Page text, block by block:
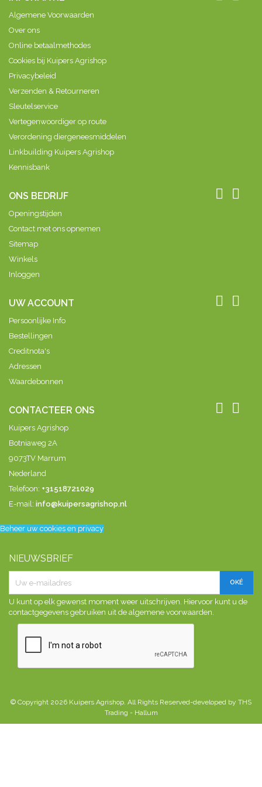
ring
kop tegen
beschadiging.
vormgegeven...
Algemene Voorwaarden
Over ons
Online betaalmethodes
Cookies bij Kuipers Agrishop
Privacybeleid
Verzenden & Retourneren
Sleutelservice
Vertegenwoordiger op route
Verordening diergeneesmiddelen
Linkbuilding Kuipers Agrishop
Kennisbank
ONS BEDRIJF  
Openingstijden
Contact met ons opnemen
Sitemap
Winkels
Inloggen
UW ACCOUNT  
Persoonlijke Info
Bestellingen
Creditnota's
Adressen
Waardebonnen
CONTACTEER ONS  
Kuipers Agrishop
Botniaweg 2A
9073TV Marrum
Nederland
Telefoon: +31518721029
E-mail: info@kuipersagrishop.nl
Beheer uw cookies en privacy
NIEUWSBRIEF
U kunt op elk gewenst moment weer uitschrijven. Hiervoor kunt u de
contactgegevens gebruiken uit de algemene voorwaarden.
© Copyright 2026 Kuipers Agrishop. All Rights Reserved-developed by THS
Trading - Hallum